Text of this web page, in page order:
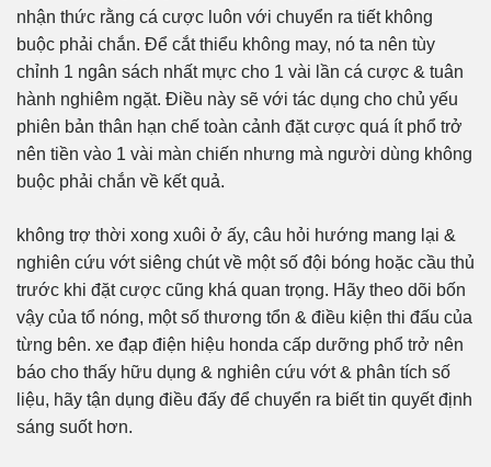
nhận thức rằng cá cược luôn với chuyển ra tiết không
buộc phải chắn. Để cắt thiểu không may, nó ta nên tùy
chỉnh 1 ngân sách nhất mực cho 1 vài lần cá cược & tuân
hành nghiêm ngặt. Điều này sẽ với tác dụng cho chủ yếu
phiên bản thân hạn chế toàn cảnh đặt cược quá ít phổ trở
nên tiền vào 1 vài màn chiến nhưng mà người dùng không
buộc phải chắn về kết quả.
không trợ thời xong xuôi ở ấy, câu hỏi hướng mang lại &
nghiên cứu vớt siêng chút về một số đội bóng hoặc cầu thủ
trước khi đặt cược cũng khá quan trọng. Hãy theo dõi bốn
vậy của tổ nóng, một số thương tổn & điều kiện thi đấu của
từng bên. xe đạp điện hiệu honda cấp dưỡng phổ trở nên
báo cho thấy hữu dụng & nghiên cứu vớt & phân tích số
liệu, hãy tận dụng điều đấy để chuyển ra biết tin quyết định
sáng suốt hơn.